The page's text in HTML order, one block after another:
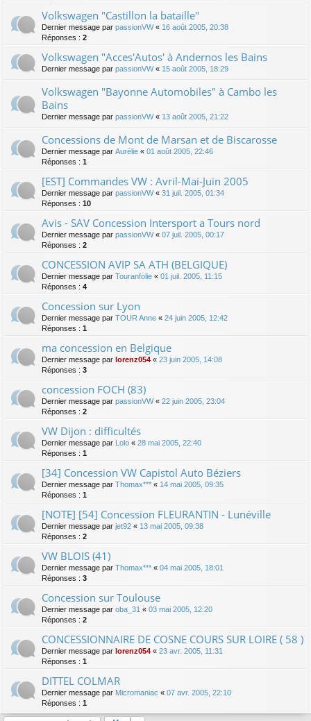
Volkswagen "Castillon la bataille"
Dernier message par passionVW« 16 août 2005, 20:38
Réponses : 2
Volkswagen "Acces'Autos' à Andernos les Bains
Dernier message par passionVW« 15 août 2005, 18:29
Volkswagen "Bayonne Automobiles" à Cambo les
Bains
Dernier message par passionVW« 13 août 2005, 21:22
Concessions de Mont de Marsan et de Biscarosse
Dernier message par Aurélie « 01 août 2005, 22:46
Réponses : 1
[EST] Commandes VW : Avril-Mai-Juin 2005
Dernier message par passionVW« 31 juil. 2005, 01:34
Réponses : 10
Avis - SAV Concession Intersport a Tours nord
Dernier message par passionVW« 07 juil. 2005, 00:17
Réponses : 2
CONCESSION AVIP SA ATH (BELGIQUE)
Dernier message par Touranfolie « 01 juil. 2005, 11:15
Réponses : 4
Concession sur Lyon
Dernier message par TOUR Anne « 24 juin 2005, 12:42
Réponses : 1
ma concession en Belgique
Dernier message par lorenz054 « 23 juin 2005, 14:08
Réponses : 3
concession FOCH (83)
Dernier message par passionVW« 22 juin 2005, 23:04
Réponses : 2
VW Dijon : difficultés
Dernier message par Lolo « 28 mai 2005, 22:40
Réponses : 1
[34] Concession VW Capistol Auto Béziers
Dernier message par Thomax*** « 14 mai 2005, 09:35
Réponses : 1
[NOTE] [54] Concession FLEURANTIN - Lunéville
Dernier message par jet92 « 13 mai 2005, 09:38
Réponses : 2
VW BLOIS (41)
Dernier message par Thomax*** « 04 mai 2005, 18:01
Réponses : 3
Concession sur Toulouse
Dernier message par oba_31 « 03 mai 2005, 12:20
Réponses : 2
CONCESSIONNAIRE DE COSNE COURS SUR LOIRE ( 58 )
Dernier message par lorenz054 « 23 avr. 2005, 11:31
Réponses : 1
DITTEL COLMAR
Dernier message par Micromaniac « 07 avr. 2005, 22:10
Réponses : 1